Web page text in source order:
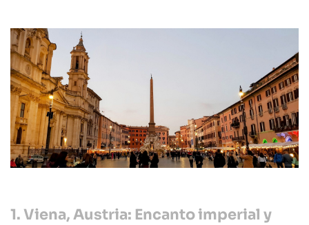
1. Viena, Austria: Encanto imperial y